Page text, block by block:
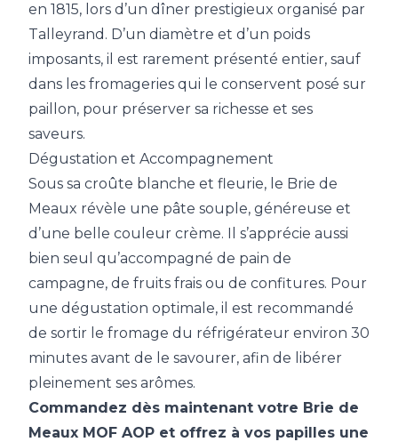
en 1815, lors d’un dîner prestigieux organisé par
Talleyrand. D’un diamètre et d’un poids
imposants, il est rarement présenté entier, sauf
dans les fromageries qui le conservent posé sur
paillon, pour préserver sa richesse et ses
saveurs.
Dégustation et Accompagnement
Sous sa croûte blanche et fleurie, le Brie de
Meaux révèle une pâte souple, généreuse et
d’une belle couleur crème. Il s’apprécie aussi
bien seul qu’accompagné de pain de
campagne, de fruits frais ou de confitures. Pour
une dégustation optimale, il est recommandé
de sortir le fromage du réfrigérateur environ 30
minutes avant de le savourer, afin de libérer
pleinement ses arômes.
Commandez dès maintenant votre Brie de
Meaux MOF AOP et offrez à vos papilles une